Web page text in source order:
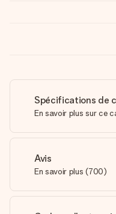
Spécifications de
En savoir plus sur ce
Avis
En savoir plus (700)